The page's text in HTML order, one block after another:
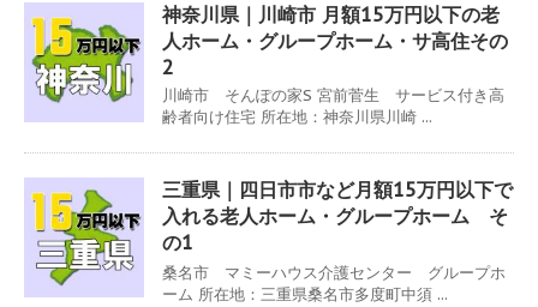
神奈川県｜川崎市 月額15万円以下の老
人ホーム・グループホーム・サ高住その
2
川崎市 そんぽの家S 宮前菅生 サービス付き高
齢者向け住宅 所在地：神奈川県川崎 ...
三重県｜四日市市など月額15万円以下で
入れる老人ホーム・グループホーム そ
の1
桑名市 マミーハウス介護センター グループホ
ーム 所在地：三重県桑名市多度町中須 ...